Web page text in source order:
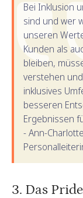
Bei Inklusion
sind und wer
unseren
Kunden als
bleiben,
verstehen
inklusives
besseren
Ergebnissen
- Ann-
3. Das